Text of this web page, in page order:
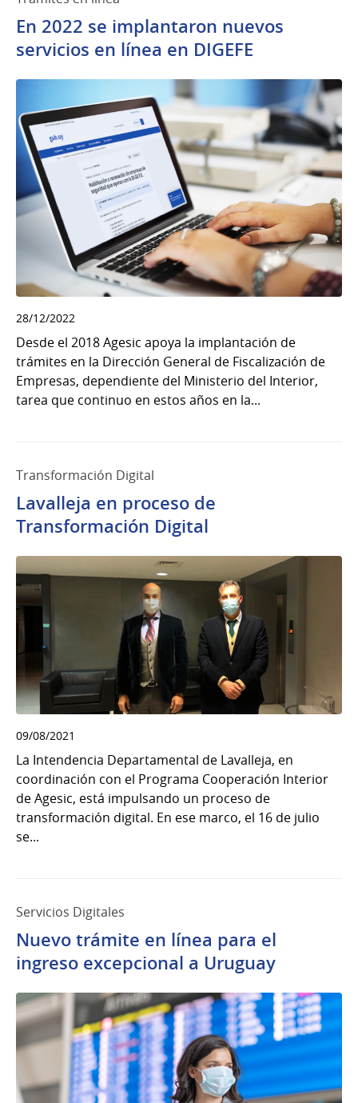
En 2022 se implantaron nuevos
servicios en línea en DIGEFE
28/12/2022
Desde el 2018 Agesic apoya la implantación de
trámites en la Dirección General de Fiscalización de
Empresas, dependiente del Ministerio del Interior,
tarea que continuo en estos años en la...
Transformación Digital
Lavalleja en proceso de
Transformación Digital
09/08/2021
La Intendencia Departamental de Lavalleja, en
coordinación con el Programa Cooperación Interior
de Agesic, está impulsando un proceso de
transformación digital. En ese marco, el 16 de julio
se...
Servicios Digitales
Nuevo trámite en línea para el
ingreso excepcional a Uruguay